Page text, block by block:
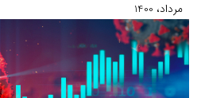
مرداد، 1400